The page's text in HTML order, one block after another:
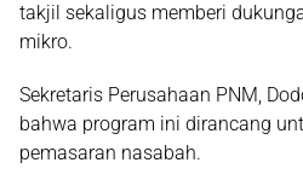
takjil sekaligus memberi
mikro.
Sekretaris Perusahaan PNM,
bahwa program ini dirancang
pemasaran nasabah.